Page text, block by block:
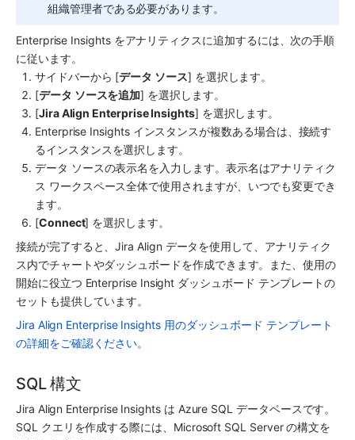
組織管理者である必要があります。
Enterprise Insights をアナリティクスに追加するには、次の手順
に従います。
サイドバーから [データ ソース] を選択します。
[データ ソースを追加] を選択します。
[Jira Align Enterprise Insights] を選択します。
Enterprise Insights インスタンスが複数ある場合は、接続す
るインスタンスを選択します。
データ ソースの表示名を入力します。表示名はアナリティク
ス ワークスペース全体で使用されますが、いつでも変更でき
ます。
[Connect] を選択します。
接続が完了すると、Jira Align データを使用して、 アナリティク
ス内でチャートやダッシュボードを作成できます。また、使用の
開始に役立つ Enterprise Insight ダッシュボード テンプレートの
セットも提供しています。
Jira Align Enterprise Insights 用のダッシュボード テンプレート
の詳細をご確認ください。
SQL 構文
Jira Align Enterprise Insights は Azure SQL データベースです。
SQL クエリを作成する際には、Microsoft SQL Server の構文を